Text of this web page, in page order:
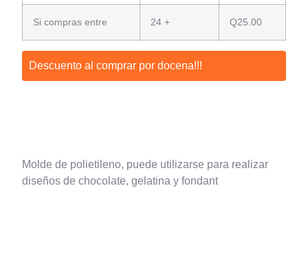
Si compras entre 24 + Q25.00
Descuento al comprar por docena!!!
Molde de polietileno, puede utilizarse para realizar
diseños de chocolate, gelatina y fondant